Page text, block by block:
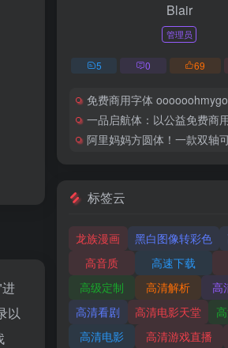
以
Blair
管理员
5 0 69
免费商用字体 oooooohmygosh 发布首款得意
一品启航体：以公益免费商用字体纪念一品威
阿里妈妈方圆体！一款双轴可变的免费
标签云
龙族漫画 黑白图像转彩色
高音质
高速下载
高级定制
高清解析
高
高清看剧
高清电影天堂
高清电影
高清游戏直播